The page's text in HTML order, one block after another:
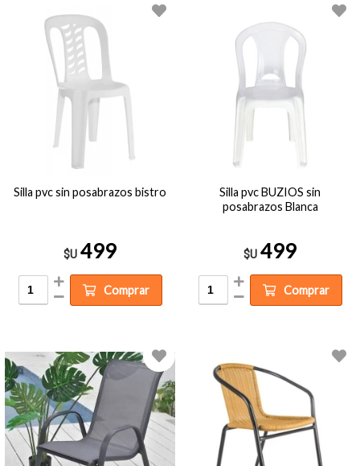
Silla pvc sin posabrazos bistro
$U 499
Comprar
Silla pvc BUZIOS sin
posabrazos Blanca
$U 499
Comprar